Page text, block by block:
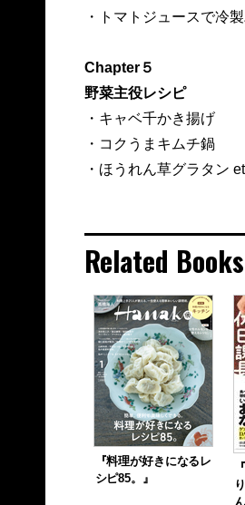
・トマトジュースで冷
Chapter５
野菜主役レシピ
・キャベ千かき揚げ
・コクうまキムチ鍋
・ほうれん草グラタン
Related Books
『料理が好きになるレ
シピ85。』